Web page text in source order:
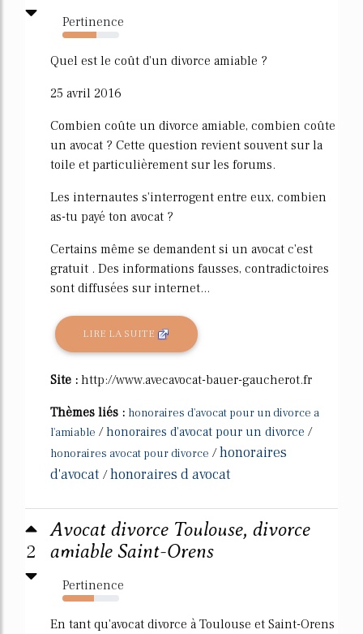
Pertinence
60%
Quel est le coût d'un divorce amiable ?
25 avril 2016
Combien coûte un divorce amiable, combien coûte
un avocat ? Cette question revient souvent sur la
toile et particulièrement sur les forums.
Les internautes s'interrogent entre eux, combien
as-tu payé ton avocat ?
Certains même se demandent si un avocat c'est
gratuit . Des informations fausses, contradictoires
sont diffusées sur internet...
LIRE LA SUITE
Site : http://www.avecavocat-bauer-gaucherot.fr
Thèmes liés : honoraires d'avocat pour un divorce a
l'amiable /honoraires d'avocat pour un divorce /
honoraires avocat pour divorce /honoraires
d'avocat /honoraires d avocat
2
Avocat divorce Toulouse, divorce
amiable Saint-Orens
Pertinence
55%
En tant qu'avocat divorce à Toulouse et Saint-Orens